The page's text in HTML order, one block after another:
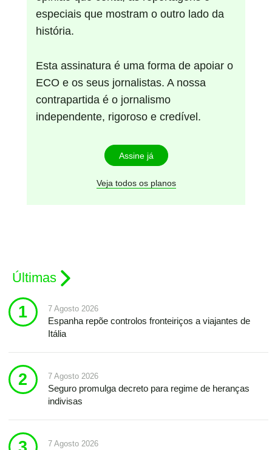
especiais que mostram o outro lado da
história.
Esta assinatura é uma forma de apoiar o
ECO e os seus jornalistas. A nossa
contrapartida é o jornalismo
independente, rigoroso e credível.
Assine já
Veja todos os planos
Últimas
7 Agosto 2026
Espanha repõe controlos fronteiriços a viajantes de
Itália
7 Agosto 2026
Seguro promulga decreto para regime de heranças
indivisas
7 Agosto 2026